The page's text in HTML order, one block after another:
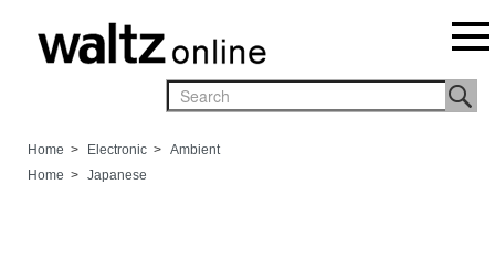
Home > Electronic > Ambient
Home > Japanese